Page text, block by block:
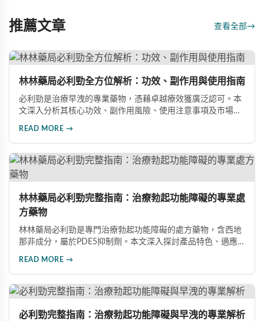
推薦文章 查看全部→
林林藥局必利勁全方位解析：功效、副作用與使用指南
必利勁是治療早洩的專業藥物，憑藉卓越療效獲廣泛認可。本
文深入分析其核心功效、副作用風險、使用注意事項及市場發
READ MORE →
林林藥局必利勁完整指南：治療勃起功能障礙的專業處
方藥物
林林藥局必利勁是專門治療勃起功能障礙的處方藥物，含西地
那非成分，屬於PDE5抑制劑。本文深入探討產品特色、適應
READ MORE →
必利勁完整指南：治療勃起功能障礙與早洩的專業解析